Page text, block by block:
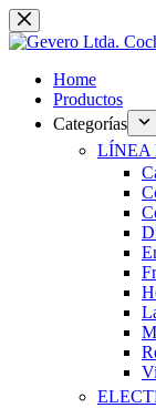
Saltar
al
Home
Productos
Categorías
LÍNEA